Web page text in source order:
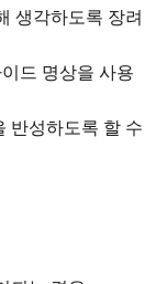
생각하도록 장려
드 명상을 사용
반성하도록 할 수